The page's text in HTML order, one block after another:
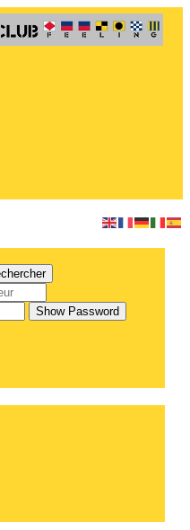
Show Password